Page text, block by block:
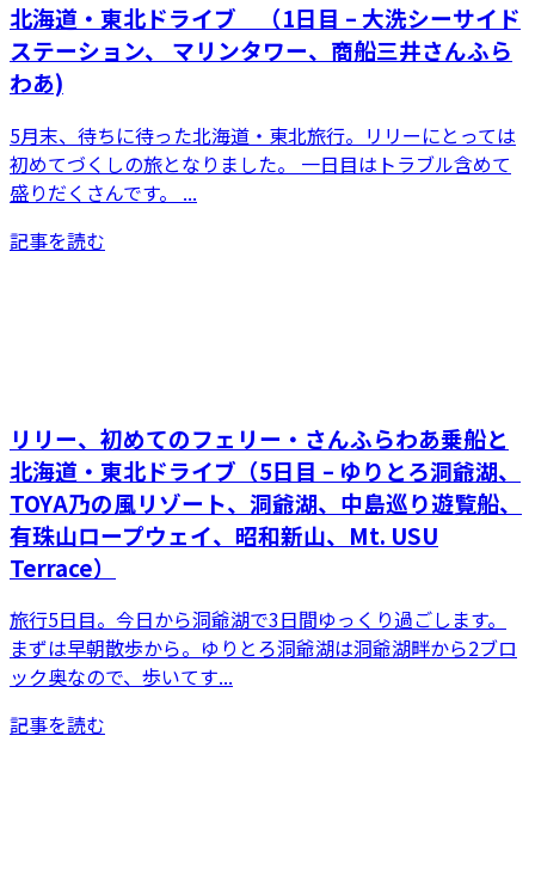
北海道・東北ドライブ （1日目 – 大洗シーサイド
ステーション、 マリンタワー、商船三井さんふら
わあ)
5月末、待ちに待った北海道・東北旅行。リリーにとっては
初めてづくしの旅となりました。 一日目はトラブル含めて
盛りだくさんです。 ...
記事を読む
リリー、初めてのフェリー・さんふらわあ乗船と
北海道・東北ドライブ（5日目 – ゆりとろ洞爺湖、
TOYA乃の風リゾート、洞爺湖、中島巡り遊覧船、
有珠山ロープウェイ、昭和新山、Mt. USU
Terrace）
旅行5日目。今日から洞爺湖で3日間ゆっくり過ごします。
まずは早朝散歩から。ゆりとろ洞爺湖は洞爺湖畔から2ブロ
ック奥なので、歩いてす...
記事を読む